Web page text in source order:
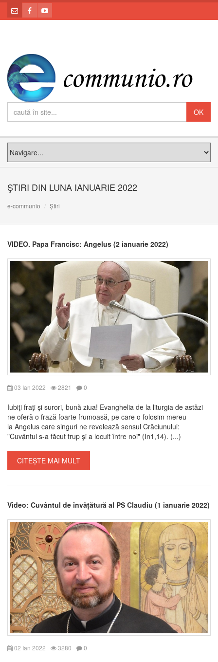
ŞTIRI DIN LUNA IANUARIE 2022
e-communio Știri
VIDEO. Papa Francisc: Angelus (2 ianuarie 2022)
03 Ian 2022 2821 0
Iubiţi fraţi şi surori, bună ziua! Evanghelia de la liturgia de astăzi
ne oferă o frază foarte frumoasă, pe care o folosim mereu
la Angelus care singuri ne revelează sensul Crăciunului:
"Cuvântul s-a făcut trup şi a locuit între noi" (In1,14). (...)
CITEȘTE MAI MULT
Video: Cuvântul de învățătură al PS Claudiu (1 ianuarie 2022)
02 Ian 2022 3280 0